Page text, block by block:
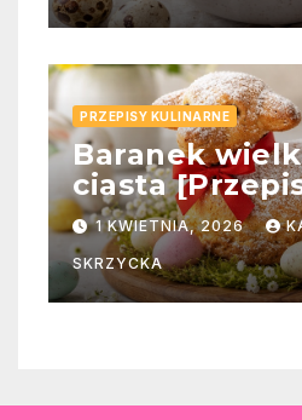
PRZEPISY KULINARNE
Baranek
ciasta
1 KWIETNIA, 2026
SKRZYCKA